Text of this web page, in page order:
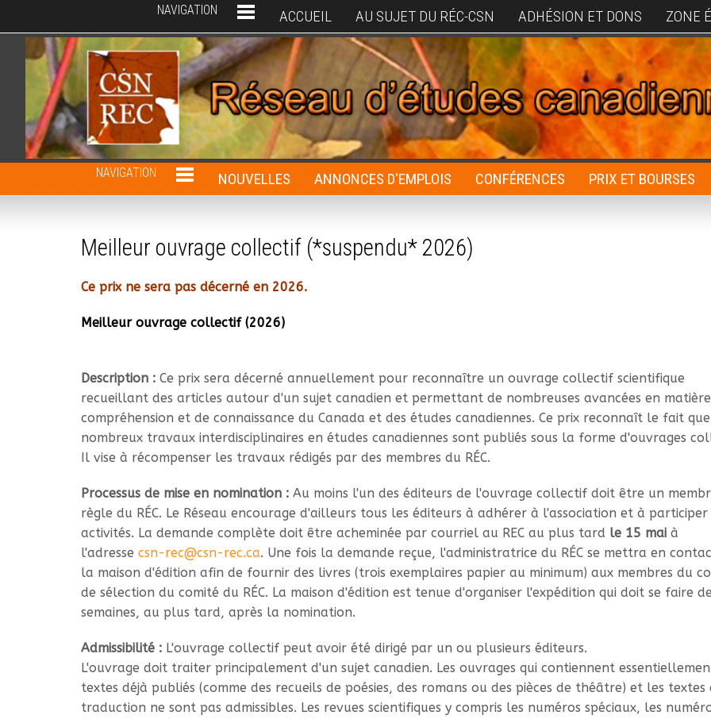
NAVIGATION ACCUEIL AU SUJET DU RÉC-CSN ADHÉSION ET DONS ZONE
NAVIGATION NOUVELLES ANNONCES D'EMPLOIS CONFÉRENCES PRIX ET BOURSES
Meilleur ouvrage collectif (*suspendu* 2026)
Ce prix ne sera pas décerné en 2026.
Meilleur ouvrage collectif (2026)
Description : Ce prix sera décerné annuellement pour reconnaître un ouvrage collectif scientifique
recueillant des articles autour d'un sujet canadien et permettant de nombreuses avancées en
compréhension et de connaissance du Canada et des études canadiennes. Ce prix reconnaît le fait
nombreux travaux interdisciplinaires en études canadiennes sont publiés sous la forme d'ouvrages
Il vise à récompenser les travaux rédigés par des membres du RÉC.
Processus de mise en nomination : Au moins l'un des éditeurs de l'ouvrage collectif doit être un
règle du RÉC. Le Réseau encourage d'ailleurs tous les éditeurs à adhérer à l'association et à participer
activités. La demande complète doit être acheminée par courriel au REC au plus tard le 15 mai à
l'adresse csn-rec@csn-rec.ca. Une fois la demande reçue, l'administratrice du RÉC se mettra en
la maison d'édition afin de fournir des livres (trois exemplaires papier au minimum) aux membres du
de sélection du comité du RÉC. La maison d'édition est tenue d'organiser l'expédition qui doit se faire
semaines, au plus tard, après la nomination.
Admissibilité : L'ouvrage collectif peut avoir été dirigé par un ou plusieurs éditeurs.
L'ouvrage doit traiter principalement d'un sujet canadien. Les ouvrages qui contiennent
textes déjà publiés (comme des recueils de poésies, des romans ou des pièces de théâtre) et les textes
traduction ne sont pas admissibles. Les revues scientifiques y compris les numéros spéciaux, les